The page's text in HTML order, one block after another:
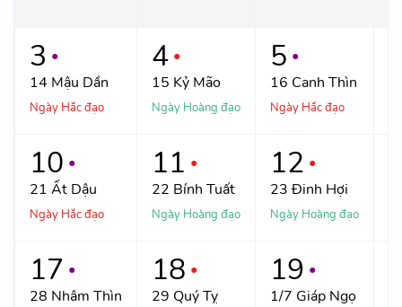
3 ●
14 Mậu Dần
Ngày Hắc đạo
4 ●
15 Kỷ Mão
Ngày Hoàng đạo
5 ●
16 Canh Thìn
Ngày Hắc đạo
10 ●
21 Ất Dậu
Ngày Hắc đạo
11 ●
22 Bính Tuất
Ngày Hoàng đạo
12 ●
23 Đinh Hợi
Ngày Hoàng đạo
17 ●
28 Nhâm Thìn
18 ●
29 Quý Tỵ
19 ●
1/7 Giáp Ngọ